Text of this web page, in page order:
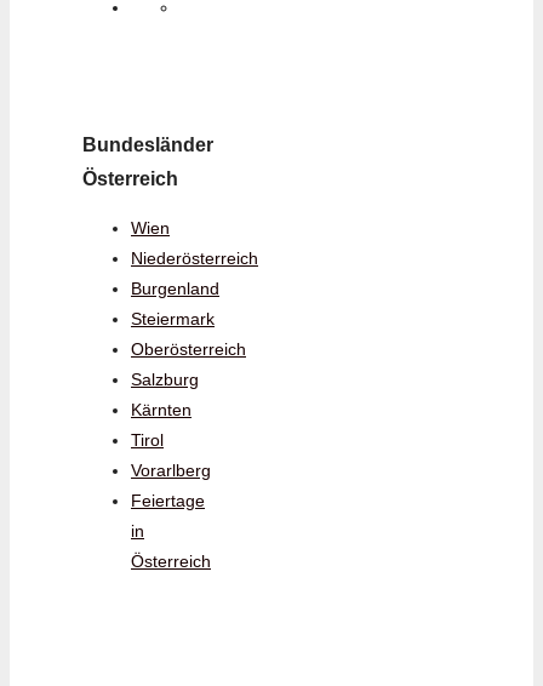
Bundesländer
Österreich
Wien
Niederösterreich
Burgenland
Steiermark
Oberösterreich
Salzburg
Kärnten
Tirol
Vorarlberg
Feiertage
in
Österreich